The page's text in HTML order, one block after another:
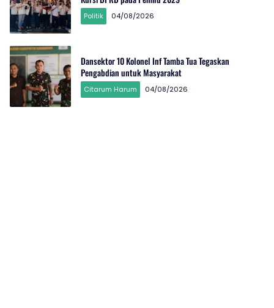
Politik 04/08/2026
Dansektor 10 Kolonel Inf Tamba Tua Tegaskan
Pengabdian untuk Masyarakat
Citarum Harum 04/08/2026